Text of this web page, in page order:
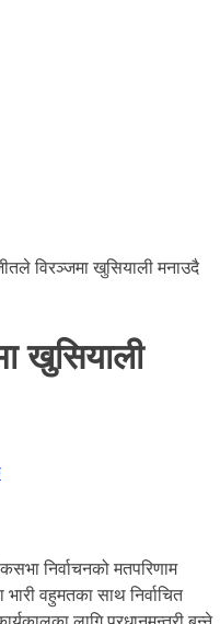
विरञ्जमा खुसियाली मनाउदै
खुसियाली
निर्वाचनको मतपरिणाम
भारी वहुमतका साथ निर्वाचित